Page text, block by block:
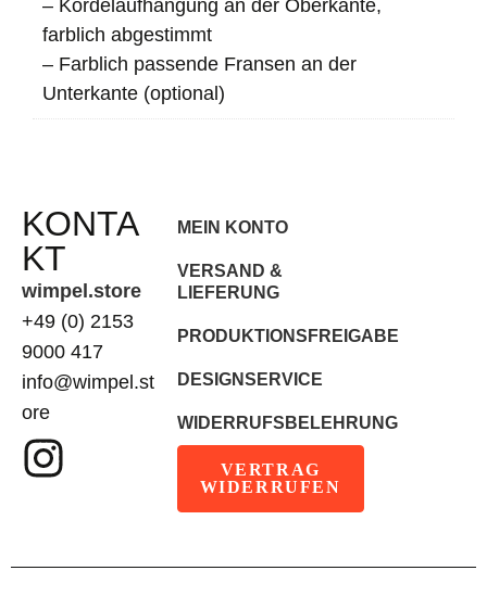
– Kordelaufhängung an der Oberkante,
farblich abgestimmt
– Farblich passende Fransen an der
Unterkante (optional)
KONTA
KT
wimpel.store
+49 (0) 2153
9000 417
info@wimpel.st
ore
MEIN KONTO
VERSAND &
LIEFERUNG
PRODUKTIONSFREIGABE
DESIGNSERVICE
WIDERRUFSBELEHRUNG
VERTRAG
WIDERRUFEN